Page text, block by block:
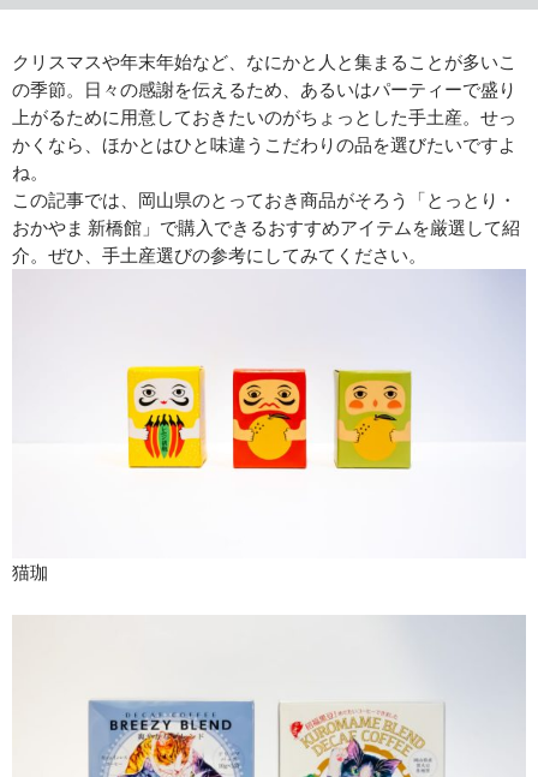
クリスマスや年末年始など、なにかと人と集まることが多いこ
の季節。日々の感謝を伝えるため、あるいはパーティーで盛り
上がるために用意しておきたいのがちょっとした手土産。せっ
かくなら、ほかとはひと味違うこだわりの品を選びたいですよ
ね。
この記事では、岡山県のとっておき商品がそろう「とっとり・
おかやま 新橋館」で購入できるおすすめアイテムを厳選して紹
介。ぜひ、手土産選びの参考にしてみてください。
猫珈